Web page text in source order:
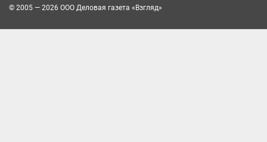
© 2005 — 2026 ООО Деловая газета «Взгляд»